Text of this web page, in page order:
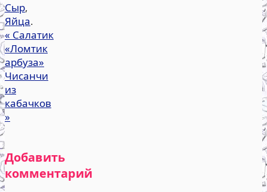
Сыр,
Яйца.
« Салатик
«Ломтик
арбуза»
Чисанчи
из
кабачков
»
Добавить
комментарий